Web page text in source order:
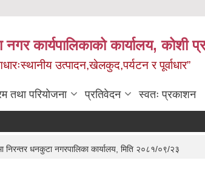
कार्यपालिकाको कार्यालय, कोशी
उत्पादन,खेलकुद,पर्यटन र पूर्वाधार”
तथा परियोजना प्रतिवेदन स्वतः प्रकाशन
धनकुटा नगरपालिका कार्यालय, मिति २०८१/०९/२३